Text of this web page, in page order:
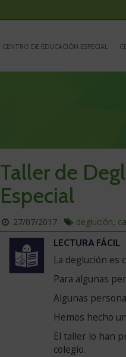
Taller de
Especial
Publicado
el
día
27/07/2017
En
este
artículo
hablamos
de:
deglución,
VERSIÓN
LECTURA FÁCIL
Saltar
versión
en
lectura
fácil
La deglución es
Para algunas
Algunas
Hemos hecho
El taller lo han
colegio.
CENTRO DE EDUCACIÓN ESPECIAL